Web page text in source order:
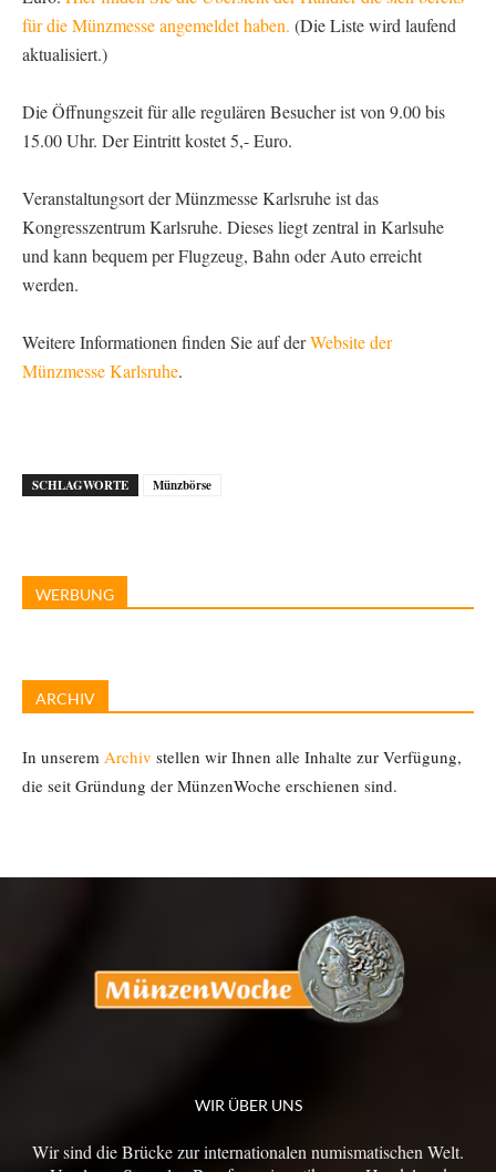
für die Münzmesse angemeldet haben. (Die Liste wird laufend
aktualisiert.)
Die Öffnungszeit für alle regulären Besucher ist von 9.00 bis
15.00 Uhr. Der Eintritt kostet 5,- Euro.
Veranstaltungsort der Münzmesse Karlsruhe ist das
Kongresszentrum Karlsruhe. Dieses liegt zentral in Karlsuhe
und kann bequem per Flugzeug, Bahn oder Auto erreicht
werden.
Weitere Informationen finden Sie auf derWebsite der
Münzmesse Karlsruhe.
SCHLAGWORTE Münzbörse
WERBUNG
ARCHIV
In unserem Archiv stellen wir Ihnen alle Inhalte zur Verfügung,
die seit Gründung der MünzenWoche erschienen sind.
WIR ÜBER UNS
Wir sind die Brücke zur internationalen numismatischen Welt.